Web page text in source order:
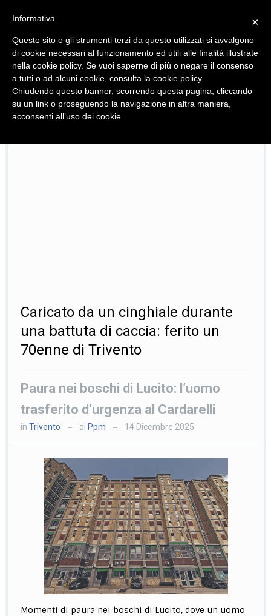
Quotidiano d'informazione distribuito in Molise con
Caricato da un cinghiale durante
una battuta di caccia: ferito un
70enne di Trivento
Paura nei boschi di Lucito: l’uomo
trasferito d’urgenza al Cardarelli
inTrivento — di Ppm — 14 Dicembre 2025
Momenti di paura nei boschi di Lucito, dove un uomo
×
Informativa
Questo sito o gli strumenti terzi da questo utilizzati si avvalgono
di cookie necessari al funzionamento ed utili alle finalità illustrate
nella cookie policy. Se vuoi saperne di più o negare il consenso
a tutti o ad alcuni cookie, consulta la cookie policy.
Chiudendo questo banner, scorrendo questa pagina, cliccando
su un link o proseguendo la navigazione in altra maniera,
acconsenti all’uso dei cookie.